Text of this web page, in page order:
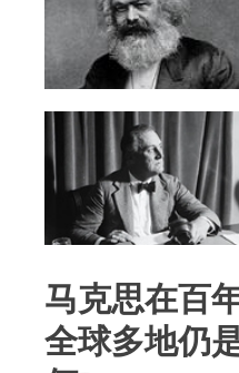
马克思在百
全球多地仍